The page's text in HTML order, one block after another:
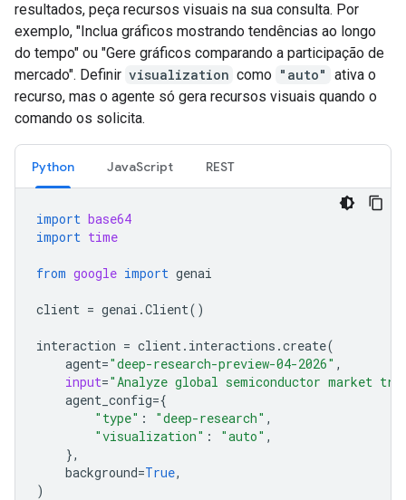
resultados, peça recursos visuais na sua consulta. Por
exemplo, "Inclua gráficos mostrando tendências ao longo
do tempo" ou "Gere gráficos comparando a participação de
mercado". Definir visualization como "auto" ativa o
recurso, mas o agente só gera recursos visuais quando o
comando os solicita.
Python JavaScript REST
import base64
import time
from google import genai
client = genai .Client()
interaction = client. interactions .create(
agent="deep-research-preview-04-2026" ,
input="Analyze global semiconductor market
agent_config={
"type" : "deep-research" ,
"visualization" : "auto" ,
},
background=True,
)